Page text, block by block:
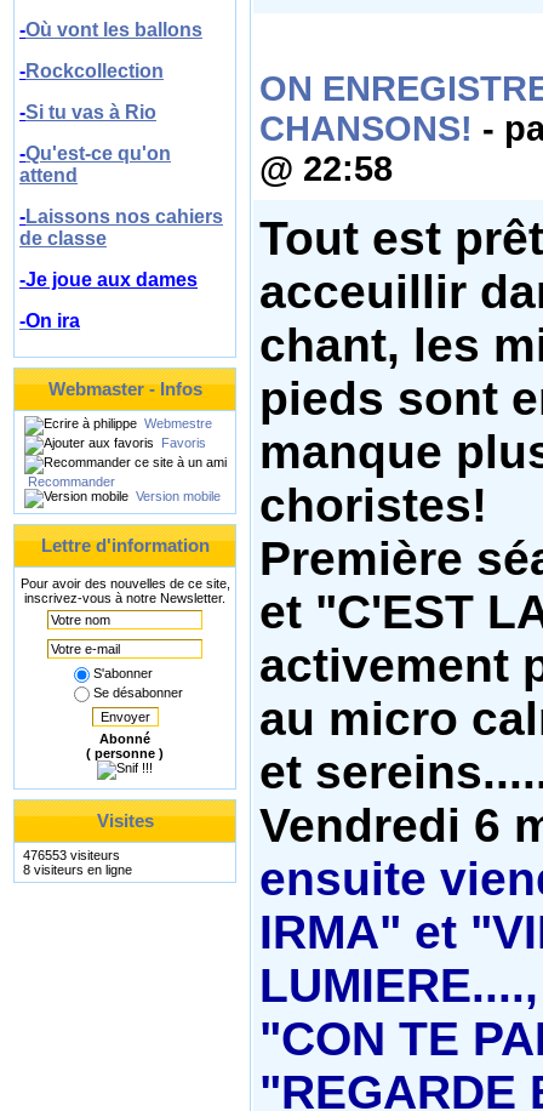
-Où vont les ballons
-Rockcollection
-Si tu vas à Rio
-Qu'est-ce qu'on
attend
-Laissons nos cahiers
de classe
-Je joue aux dames
-On ira
Webmaster - Infos
Webmestre
Favoris
Recommander
Version mobile
Lettre d'information
Pour avoir des nouvelles de ce site,
inscrivez-vous à notre Newsletter.
S'abonner
Se désabonner
Envoyer
Abonné
( personne )
Visites
476553 visiteurs
8 visiteurs en ligne
ON
CHANSONS! -
@ 22:58
Tout est
acceuillir
chant, les
pieds sont
manque
choristes!
Première
et "C'EST
activement
au micro
et
Vendredi 6
ensuite
IRMA" et
"CON TE
"REGARDE